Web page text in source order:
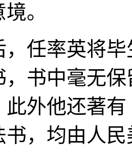
。
，任率英将
，书中毫无
此外他还著
书，均由人